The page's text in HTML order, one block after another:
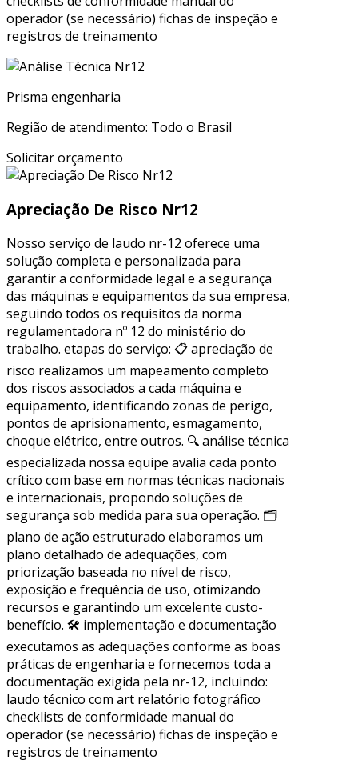
operador (se necessário) fichas de inspeção e
registros de treinamento
Prisma engenharia
Região de atendimento: Todo o Brasil
Solicitar orçamento
Apreciação De Risco Nr12
Nosso serviço de laudo nr-12 oferece uma
solução completa e personalizada para
garantir a conformidade legal e a segurança
das máquinas e equipamentos da sua empresa,
seguindo todos os requisitos da norma
regulamentadora nº 12 do ministério do
trabalho. etapas do serviço: 📋 apreciação de
risco realizamos um mapeamento completo
dos riscos associados a cada máquina e
equipamento, identificando zonas de perigo,
pontos de aprisionamento, esmagamento,
choque elétrico, entre outros. 🔍 análise técnica
especializada nossa equipe avalia cada ponto
crítico com base em normas técnicas nacionais
e internacionais, propondo soluções de
segurança sob medida para sua operação. 🗂
plano de ação estruturado elaboramos um
plano detalhado de adequações, com
priorização baseada no nível de risco,
exposição e frequência de uso, otimizando
recursos e garantindo um excelente custo-
benefício. 🛠 implementação e documentação
executamos as adequações conforme as boas
práticas de engenharia e fornecemos toda a
documentação exigida pela nr-12, incluindo:
laudo técnico com art relatório fotográfico
checklists de conformidade manual do
operador (se necessário) fichas de inspeção e
registros de treinamento